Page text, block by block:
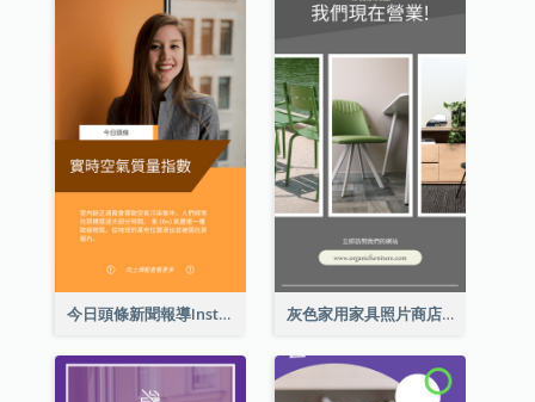
今日頭條新聞報導Instagram限時動態 灰色家用家具照片商店開業Instagram限時動態